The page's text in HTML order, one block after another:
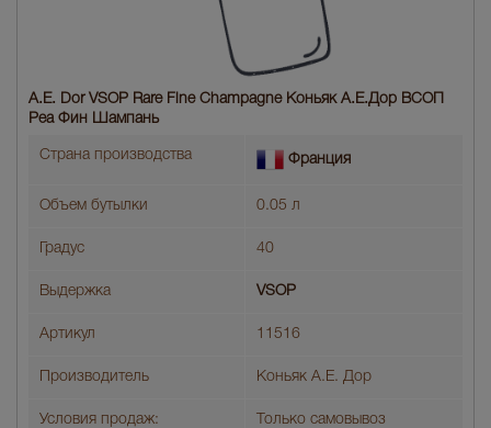
A.E. Dor VSOP Rare Fine Champagne Коньяк А.Е.Дор ВСОП
Реа Фин Шампань
Страна производства Франция
Объем бутылки 0.05 л
Градус 40
Выдержка VSOP
Артикул 11516
Производитель Коньяк А.Е. Дор
Условия продаж: Только самовывоз